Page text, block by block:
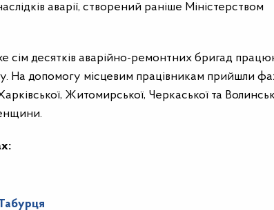
аварії, створений раніше Міністерством
сім десятків аварійно-ремонтних бригад
На допомогу місцевим працівникам прийшли
Житомирської, Черкаської та